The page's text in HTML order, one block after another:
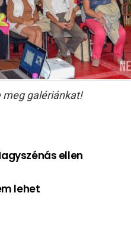
meg galériánkat!
ellen
lehet